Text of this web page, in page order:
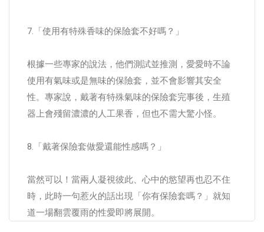
7.「使用有特殊香味的保險套不好嗎？」
根據一些專家的說法，他們測試並推測，愛愛時不論
使用有氣味或是無味的保險套，並不會影響其安全
性。專家說，戴著有特殊氣味的保險套完事後，生殖
器上會殘留濃濃的人工果香，但也不需大驚小怪。
8.「戴著保險套做愛還能性感嗎？」
當然可以！當兩人凝視彼此、心中的慾望再也忍不住
時，此時一句惹火的話出現「你有保險套嗎？」就知
道一場翻雲覆雨的性愛即將展開。